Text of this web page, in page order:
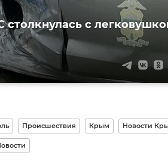
с
Происшествия Крым Новости